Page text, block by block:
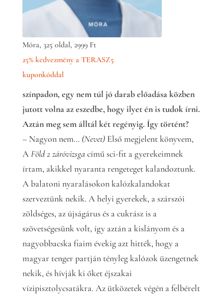
Móra, 325 oldal, 2999 Ft
25% kedvezmény a TERASZ5
kuponkóddal
színpadon, egy nem túl jó darab előadása közben
jutott volna az eszedbe, hogy ilyet én is tudok írni.
Aztán meg sem álltál két regényig. Így történt?
– Nagyon nem… (Nevet)Első megjelent könyvem,
AFöld 2 záróvizsga című sci-fit a gyerekeimnek
írtam, akikkel nyaranta rengeteget kalandoztunk.
A balatoni nyaralásokon kalózkalandokat
szerveztünk nekik. A helyi gyerekek, a szárszói
zöldséges, az újságárus és a cukrász is a
szövetségesünk volt, így aztán a kislányom és a
nagyobbacska fiaim évekig azt hitték, hogy a
magyar tenger partján tényleg kalózok üzengetnek
nekik, és hívják ki őket éjszakai
vízipisztolycsatákra. Az ütközetek végén a felbérelt